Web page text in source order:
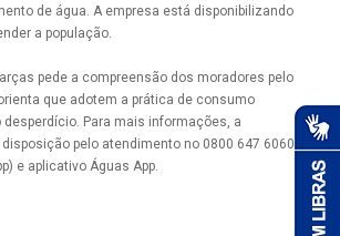
de água. A empresa está disponibilizando
a população.
pede a compreensão dos moradores pelo
que adotem a prática de consumo
Para mais informações, a
pelo atendimento no 0800 647 6060
e aplicativo Águas App.